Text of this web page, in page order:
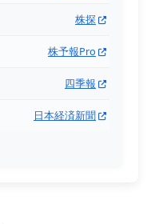
株探
株予報Pro
四季報
日本経済新聞